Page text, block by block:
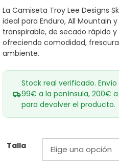
era:
80,00€.
es:
La Camiseta Troy Lee Designs
ideal para Enduro, All Mountain
transpirable, de secado rápido
ofreciendo comodidad,
ambiente.
Stock real verificado.
99€ a la península, 200€ a
para devolver el producto.
Talla